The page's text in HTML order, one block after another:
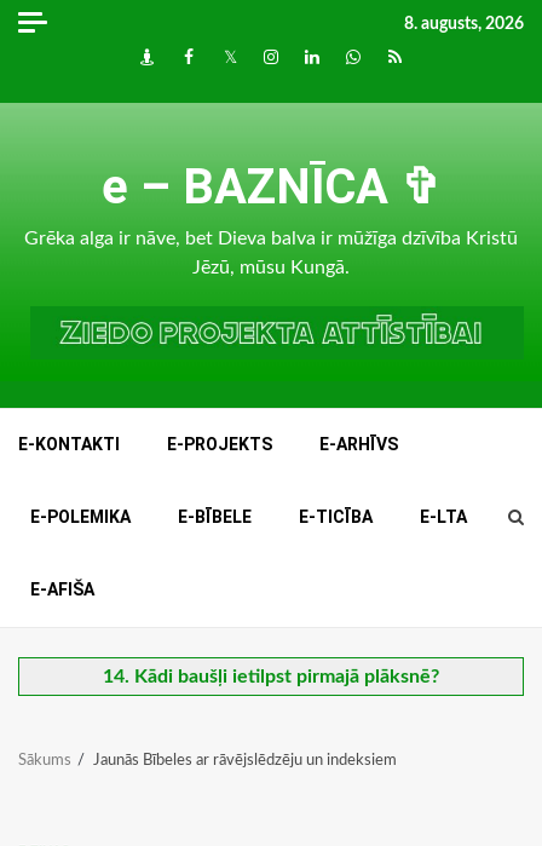
Skip
8. augusts, 2026
DraugiemFacebook
TwitterInstagram
LinkedInwhatsapp
RSS
e – BAZNĪCA ✞
Grēka alga ir nāve, bet Dieva balva ir mūžīga dzīvība Kristū
Jēzū, mūsu Kungā.
E-KONTAKTI E-PROJEKTS E-ARHĪVS
E-POLEMIKA E-BĪBELE E-TICĪBA E-LTA
E-AFIŠA
14. Kādi baušļi ietilpst pirmajā plāksnē?
Sākums Jaunās Bībeles ar rāvējslēdzēju un indeksiem